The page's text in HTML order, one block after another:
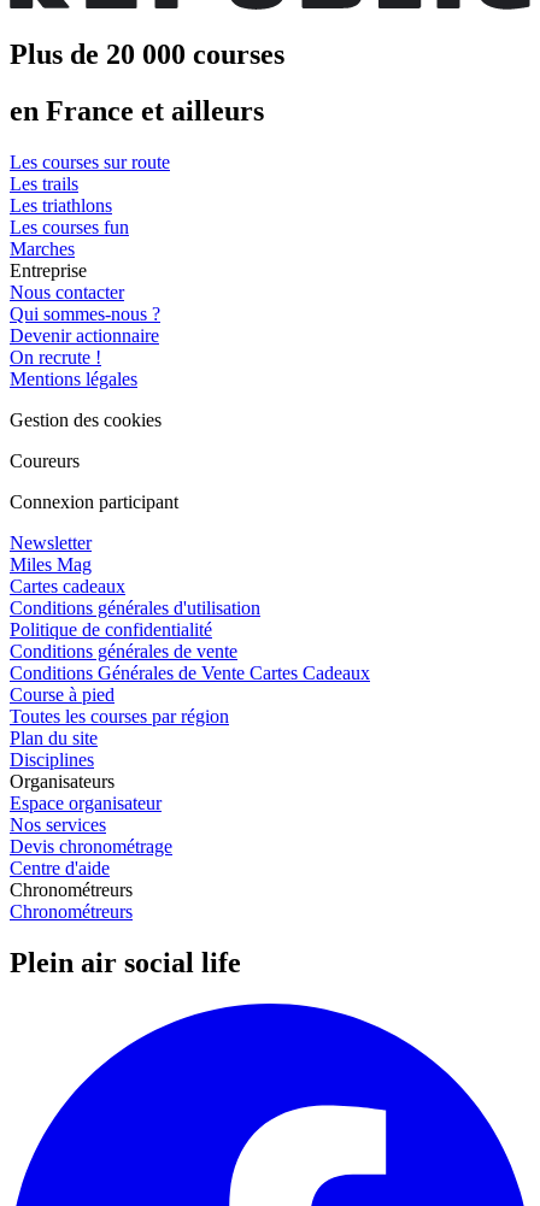
Plus de 20 000 courses
en France et ailleurs
Les courses sur route
Les trails
Les triathlons
Les courses fun
Marches
Entreprise
Nous contacter
Qui sommes-nous ?
Devenir actionnaire
On recrute !
Mentions légales
Gestion des cookies
Coureurs
Connexion participant
Newsletter
Miles Mag
Cartes cadeaux
Conditions générales d'utilisation
Politique de confidentialité
Conditions générales de vente
Conditions Générales de Vente Cartes Cadeaux
Course à pied
Toutes les courses par région
Plan du site
Disciplines
Organisateurs
Espace organisateur
Nos services
Devis chronométrage
Centre d'aide
Chronométreurs
Chronométreurs
Plein air social life